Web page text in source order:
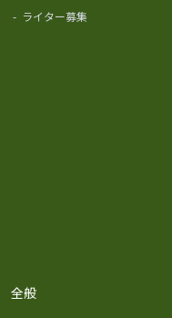
- ライター募集
全般